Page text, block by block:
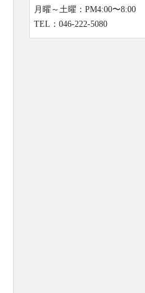
月曜～土曜：PM4:00〜8:00
TEL：046-222-5080